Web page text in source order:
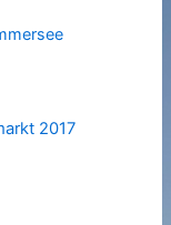
2017